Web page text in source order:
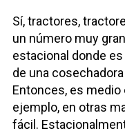
Sí, tractores,
un número muy
estacional donde
de una
Entonces, es
ejemplo, en otras
fácil.